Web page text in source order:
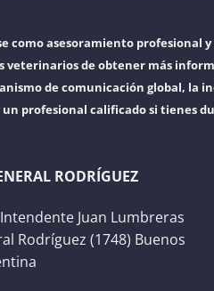
asesoramiento profesional y
de obtener más
de comunicación global,
profesional calificado si tienes
RODRÍGUEZ
Intendente Juan Lumbreras
Rodríguez (1748) Buenos